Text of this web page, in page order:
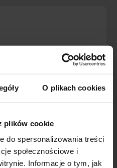
O plikach cookies
plików cookie
do spersonalizowania treści
społecznościowe i
Informacje o tym, jak